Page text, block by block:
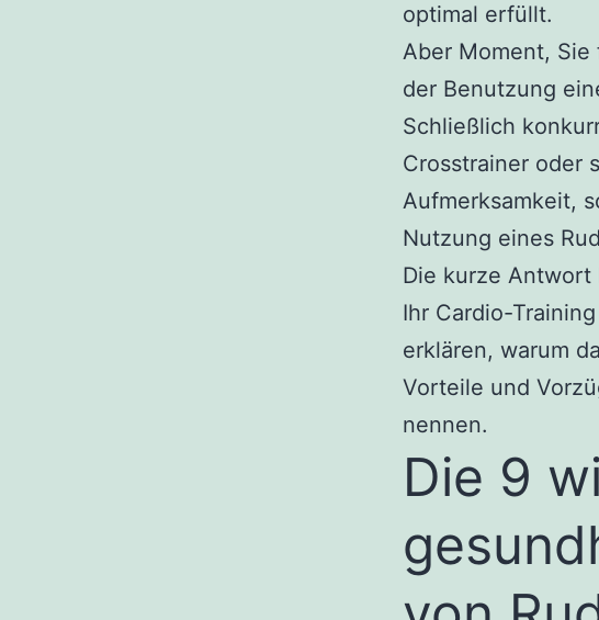
optimal erfüllt.
Aber Moment,
der Benutzung
Schließlich
Crosstrainer oder
Aufmerksamkeit,
Nutzung eines
Die kurze Antwort
Ihr Cardio-
erklären, warum
Vorteile und
nennen.
Die 9